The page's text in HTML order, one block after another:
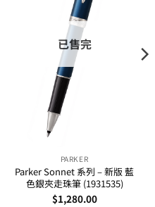
已售完
PARKER
Parker Sonnet 系列 – 新版 藍
色銀夾走珠筆 (1931535)
$1,280.00